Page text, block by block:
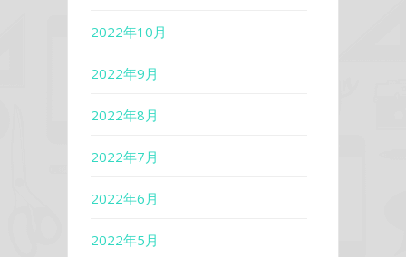
2022年10月
2022年9月
2022年8月
2022年7月
2022年6月
2022年5月